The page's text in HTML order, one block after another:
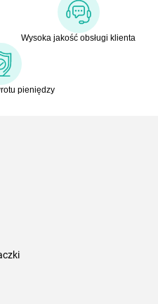
Wysoka jakość obsługi klienta
pieniędzy